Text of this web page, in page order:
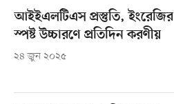
আইইএলটিএস প্রস্তুতি, ইংরেজির
স্পষ্ট উচ্চারণে প্রতিদিন করণীয়
২৪ জুন ২০২৫